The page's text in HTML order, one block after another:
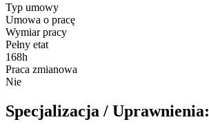
Typ umowy
Umowa o pracę
Wymiar pracy
Pełny etat
168h
Praca zmianowa
Nie
Specjalizacja / Uprawnienia: